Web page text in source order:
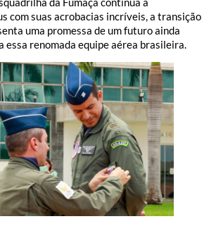
com suas acrobacias incríveis, a transição
uma promessa de um futuro ainda
essa renomada equipe aérea brasileira.